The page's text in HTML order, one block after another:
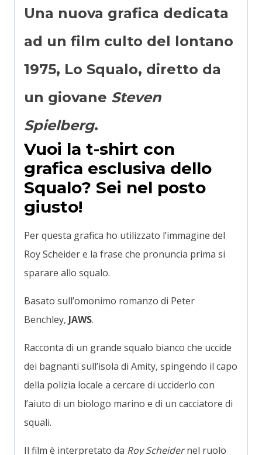
Una nuova grafica dedicata
ad un film culto del lontano
1975, Lo Squalo, diretto da
un giovane Steven
Spielberg.
Vuoi la t-shirt con
grafica esclusiva dello
Squalo? Sei nel posto
giusto!
Per questa grafica ho utilizzato l’immagine del
Roy Scheider e la frase che pronuncia prima si
sparare allo squalo.
Basato sull’omonimo romanzo di Peter
Benchley, JAWS.
Racconta di un grande squalo bianco che uccide
dei bagnanti sull’isola di Amity, spingendo il capo
della polizia locale a cercare di ucciderlo con
l’aiuto di un biologo marino e di un cacciatore di
squali.
Il film è interpretato da Roy Scheidernel ruolo